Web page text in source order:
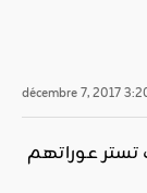
décembre 7, 2017
تستر عوراتهم